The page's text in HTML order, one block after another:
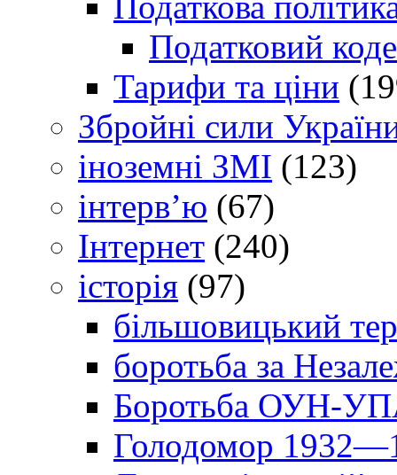
Податковий
Тарифи та ціни
Збройні сили
іноземні ЗМІ (123)
інтерв’ю (67)
Інтернет (240)
історія (97)
більшовицький
боротьба за
Боротьба ОУН-УПА
Голодомор